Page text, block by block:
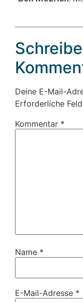
Deine E-Mail-
Erforderliche
Kommentar *
Name *
E-Mail-Adresse *